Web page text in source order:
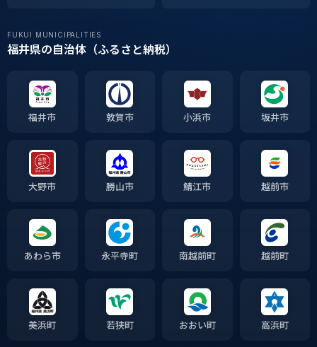
FUKUI MUNICIPALITIES
福井県の自治体（ふるさと納税）
福井市 敦賀市 小浜市 坂井市
大野市 勝山市 鯖江市 越前市
あわら市 永平寺町 南越前町 越前町
美浜町 若狭町 おおい町 高浜町